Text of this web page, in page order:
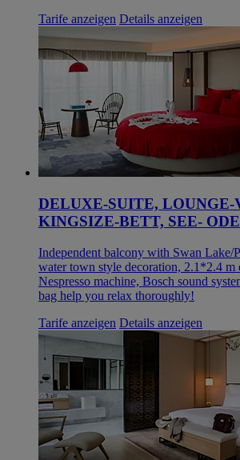
Tarife anzeigen Details anzeigen
DELUXE-SUITE, LOUNGE-
KINGSIZE-BETT, SEE-
Independent balcony with Swan Lake/
water town style decoration, 2.1*2.4 m
Nespresso machine, Bosch sound
bag help you relax thoroughly!
Tarife anzeigen Details anzeigen